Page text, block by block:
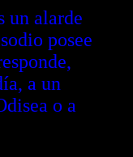
un alarde
posee
a un
o a